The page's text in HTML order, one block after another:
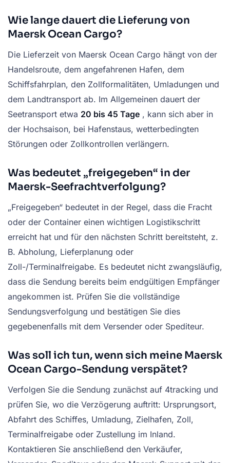
Wie lange dauert die Lieferung von
Maersk Ocean Cargo?
Die Lieferzeit von Maersk Ocean Cargo hängt von der
Handelsroute, dem angefahrenen Hafen, dem
Schiffsfahrplan, den Zollformalitäten, Umladungen und
dem Landtransport ab. Im Allgemeinen dauert der
Seetransport etwa 20 bis 45 Tage , kann sich aber in
der Hochsaison, bei Hafenstaus, wetterbedingten
Störungen oder Zollkontrollen verlängern.
Was bedeutet „freigegeben“ in der
Maersk-Seefrachtverfolgung?
„Freigegeben“ bedeutet in der Regel, dass die Fracht
oder der Container einen wichtigen Logistikschritt
erreicht hat und für den nächsten Schritt bereitsteht, z.
B. Abholung, Lieferplanung oder
Zoll-/Terminalfreigabe. Es bedeutet nicht zwangsläufig,
dass die Sendung bereits beim endgültigen Empfänger
angekommen ist. Prüfen Sie die vollständige
Sendungsverfolgung und bestätigen Sie dies
gegebenenfalls mit dem Versender oder Spediteur.
Was soll ich tun, wenn sich meine Maersk
Ocean Cargo-Sendung verspätet?
Verfolgen Sie die Sendung zunächst auf 4tracking und
prüfen Sie, wo die Verzögerung auftritt: Ursprungsort,
Abfahrt des Schiffes, Umladung, Zielhafen, Zoll,
Terminalfreigabe oder Zustellung im Inland.
Kontaktieren Sie anschließend den Verkäufer,